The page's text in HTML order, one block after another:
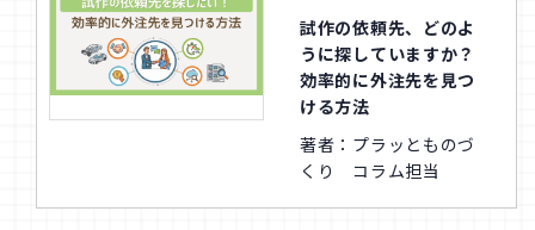
試作の依頼先、どのよ
うに探していますか？
効率的に外注先を見つ
ける方法
著者：プラッとものづ
くり コラム担当